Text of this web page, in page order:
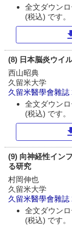
全文ダウン
(税込) です。
(8) 日本脳炎ウイ
西山昭典
久留米大学
久留米醫學會雜誌
全文ダウン
(税込) です。
(9) 向神経性イン
る研究
村岡伸也
久留米大学
久留米醫學會雜誌
全文ダウン
(税込) です。